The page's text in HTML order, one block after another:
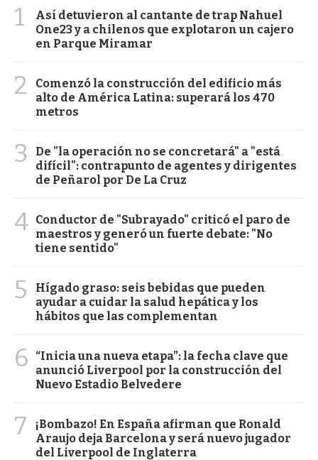
1
Así detuvieron al cantante de trap Nahuel
One23 y a chilenos que explotaron un cajero
en Parque Miramar
2
Comenzó la construcción del edificio más
alto de América Latina: superará los 470
metros
3
De "la operación no se concretará" a "está
difícil": contrapunto de agentes y dirigentes
de Peñarol por De La Cruz
4 Conductor de "Subrayado" criticó el paro de
maestros y generó un fuerte debate: "No
tiene sentido"
5
Hígado graso: seis bebidas que pueden
ayudar a cuidar la salud hepática y los
hábitos que las complementan
6
“Inicia una nueva etapa”: la fecha clave que
anunció Liverpool por la construcción del
Nuevo Estadio Belvedere
7
¡Bombazo! En España afirman que Ronald
Araujo deja Barcelona y será nuevo jugador
del Liverpool de Inglaterra